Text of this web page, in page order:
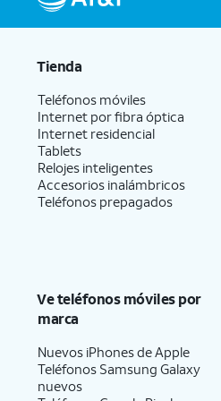
5. ¡Completaste los
Tienda
Teléfonos móviles
Internet por fibra óptica
Internet residencial
Tablets
Relojes inteligentes
Accesorios inalámbricos
Teléfonos prepagados
Ve teléfonos móviles por
marca
Nuevos iPhones de Apple
Teléfonos Samsung Galaxy
nuevos